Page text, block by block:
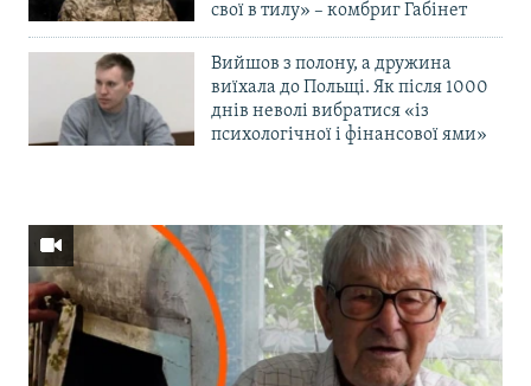
свої в тилу» – комбриг Габінет
Вийшов з полону, а дружина
виїхала до Польщі. Як після 1000
днів неволі вибратися «із
психологічної і фінансової ями»